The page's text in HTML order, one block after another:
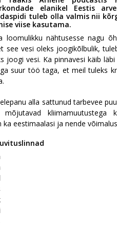
elanikel Eestis
tuleb olla valmis nii
viise kasutama.
loomulikku nähtusesse nagu
vesi oleks joogikõlbulik,
vesi. Ka pinnavesi käib
suur töö taga, et meil tuleks
alla sattunud tarbevee
kliimamuutustega
eestimaalasi ja nende